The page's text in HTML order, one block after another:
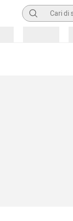
Pencarian